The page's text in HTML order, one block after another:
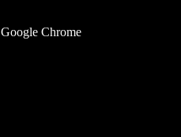
מאת Google Chrome